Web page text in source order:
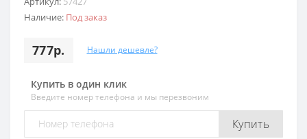
Наличие: Под заказ
777р. Нашли дешевле?
Купить в один клик
Введите номер телефона и мы перезвоним
Купить